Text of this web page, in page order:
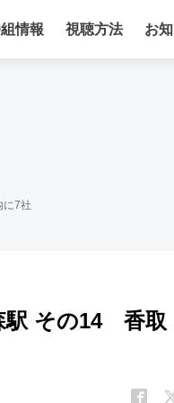
情報 視聴方法 お
7社
駅 その14 香取